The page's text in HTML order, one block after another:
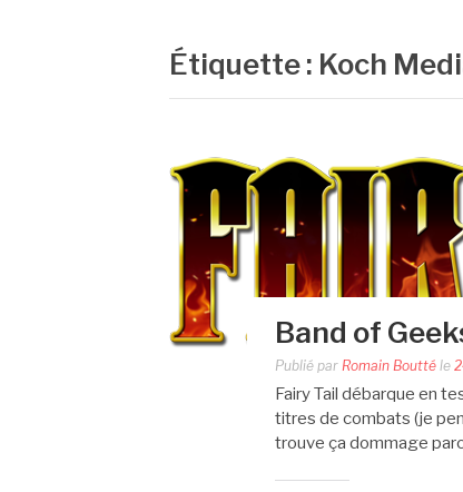
Étiquette : Koch
Band of
Publié par Romain Boutté le
Fairy Tail débarque en
titres de combats (je
trouve ça dommage